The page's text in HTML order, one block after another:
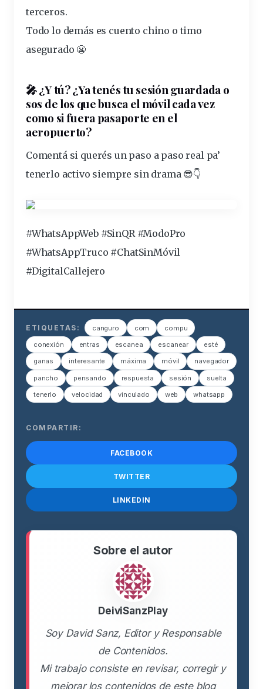
terceros.
Todo lo demás es cuento chino o timo
asegurado 😬
🎤 ¿Y tú? ¿Ya tenés tu sesión guardada o
sos de los que busca el móvil cada vez
como si fuera pasaporte en el
aeropuerto?
Comentá si querés un paso a paso real pa’
tenerlo activo siempre sin drama 😎👇
#WhatsAppWeb #SinQR #ModoPro
#WhatsAppTruco #ChatSinMóvil
#DigitalCallejero
ETIQUETAS: canguro com compu
conexión entras escanea escanear esté
ganas interesante máxima móvil navegador
pancho pensando respuesta sesión suelta
tenerlo velocidad vinculado web whatsapp
COMPARTIR:
FACEBOOK
TWITTER
LINKEDIN
Sobre el autor
DeiviSanzPlay
Soy David Sanz, Editor y Responsable
de Contenidos.
Mi trabajo consiste en revisar, corregir y
mejorar los contenidos de este blog